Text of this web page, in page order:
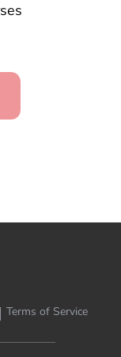
Terms of Service